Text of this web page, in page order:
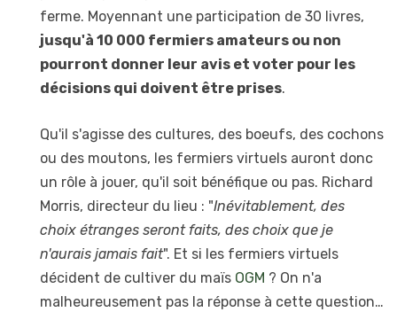
ferme. Moyennant une participation de 30 livres,
jusqu'à 10 000 fermiers amateurs ou non
pourront donner leur avis et voter pour les
décisions qui doivent être prises.
Qu'il s'agisse des cultures, des boeufs, des cochons
ou des moutons, les fermiers virtuels auront donc
un rôle à jouer, qu'il soit bénéfique ou pas. Richard
Morris, directeur du lieu : "Inévitablement, des
choix étranges seront faits, des choix que je
n'aurais jamais fait". Et si les fermiers virtuels
décident de cultiver du maïs OGM ? On n'a
malheureusement pas la réponse à cette question…